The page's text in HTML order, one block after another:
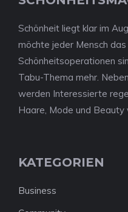
Schönheit liegt klar im
möchte jeder Mensch
Schönheitsoperationen
Tabu-Thema mehr.
werden Interessierte
Haare, Mode und Beauty
KATEGORIEN
Business